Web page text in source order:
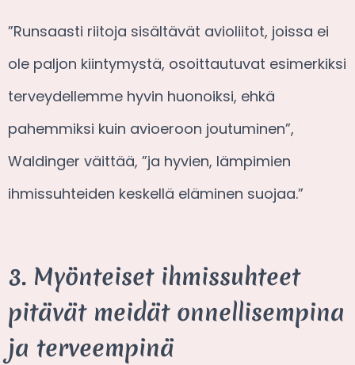
”Runsaasti riitoja sisältävät avioliitot, joissa ei
ole paljon kiintymystä, osoittautuvat esimerkiksi
terveydellemme hyvin huonoiksi, ehkä
pahemmiksi kuin avioeroon joutuminen”,
Waldinger väittää, ”ja hyvien, lämpimien
ihmissuhteiden keskellä eläminen suojaa.”
3. Myönteiset ihmissuhteet
pitävät meidät onnellisempina
ja terveempinä